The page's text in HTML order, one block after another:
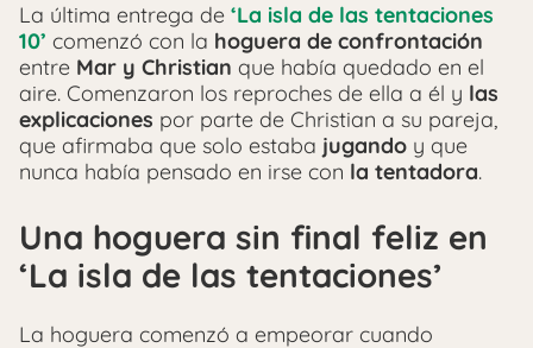
La última entrega de ‘La isla de las tentaciones
10’ comenzó con la hoguera de confrontación
entre Mar y Christian que había quedado en el
aire. Comenzaron los reproches de ella a él y las
explicaciones por parte de Christian a su pareja,
que afirmaba que solo estaba jugando y que
nunca había pensado en irse con la tentadora.
Una hoguera sin final feliz en
‘La isla de las tentaciones’
La hoguera comenzó a empeorar cuando